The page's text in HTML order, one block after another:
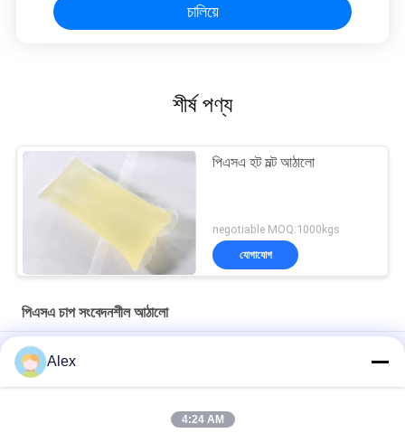
চালিয়ে
শীর্ষ পণ্য
পিএসএ হট মল্ট আঠালো
negotiable MOQ:1000kgs
যোগাযোগ
পিএসএ চাপ সংবেদনশীল আঠালো
রজন পিএসএ চাপ সংবেদনশীল আঠালো শানহাইতে লেপ তাপমাত্রা 160C-180C জন্য
গরম গলিত পিএসএ শ্রেণীবিভাগ কাগজ লেবেল চাপ সংবেদনশীল আঠালো লেবেলিং প্রয়োজনের
Alex
4:24 AM